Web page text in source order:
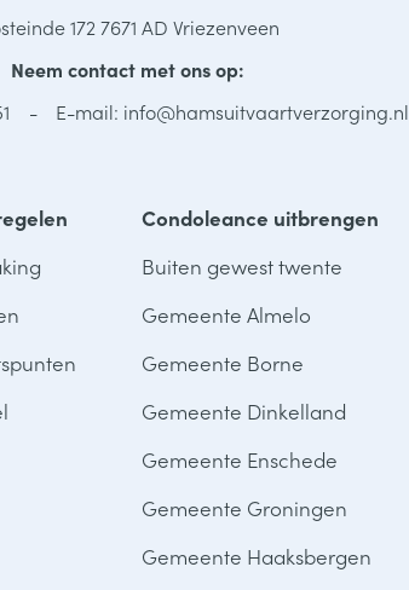
172 7671 AD Vriezenveen
Neem contact met ons op:
E-mail: info@hamsuitvaartverzorging.nl
Condoleance uitbrengen
Buiten gewest twente
Gemeente Almelo
Gemeente Borne
Gemeente Dinkelland
Gemeente Enschede
Gemeente Groningen
Gemeente Haaksbergen